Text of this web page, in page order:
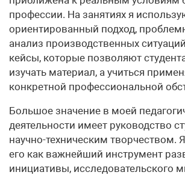
профессии. На занятиях я
ориентированный подход,
анализ производственных
кейсы, которые позволяют
изучать материал, а учиться
конкретной профессиональной
Большое значение в моей
деятельности имеет руководство
научно-техническим творчеством.
его как важнейший инструмент
инициативы, исследовательского